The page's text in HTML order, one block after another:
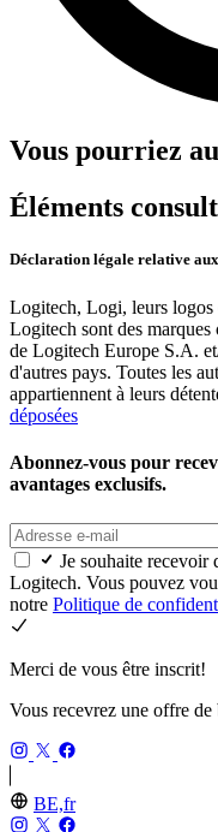
Vous pourriez
Éléments
Déclaration légale relative aux
Logitech, Logi, leurs logos
Logitech sont des marques
de Logitech Europe S.A.
d'autres pays. Toutes les
appartiennent à leurs
déposées
Abonnez-vous pour
avantages exclusifs.
Je souhaite recevoir
Logitech. Vous pouvez
notre Politique de
Merci de vous être inscrit!
Vous recevrez une offre
BE,fr